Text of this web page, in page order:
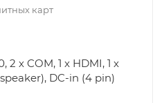
карт
2 х COM, 1 x HDMI, 1 x
DC-in (4 pin)